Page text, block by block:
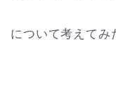
について考えてみ